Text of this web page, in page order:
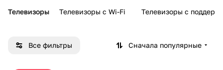
Телевизоры Телевизоры с Wi-Fi Телевизоры с
Все фильтры Сначала популярные